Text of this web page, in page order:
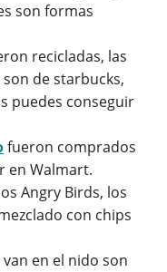
son formas
recicladas, las
de starbucks,
puedes conseguir
fueron comprados
en Walmart.
Angry Birds, los
con chips
en el nido son